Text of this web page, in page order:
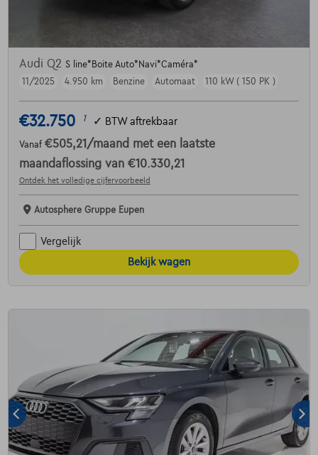
Audi Q2 S line*Boite Auto*Navi*Caméra*
11/2025
4.950 km Benzine Automaat 110 kW ( 150 PK )
€32.750 1 ✓ BTW aftrekbaar
Vanaf €505,21 /maand met een laatste
maandaflossing van €10.330,21
Ontdek het volledige cijfervoorbeeld
Autosphere Gruppe Eupen
Vergelijk
Bekijk wagen